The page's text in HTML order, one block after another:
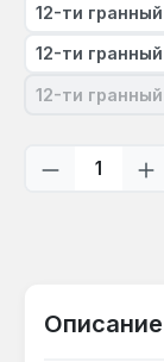
12-ти
12-ти
12-ти
Описание